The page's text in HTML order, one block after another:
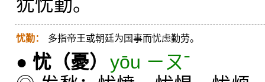
犹忧勤。
忧勤： 多指帝王或朝廷为国事而忧虑勤劳。
● 忧 （憂） yōu ㄧㄡˉ